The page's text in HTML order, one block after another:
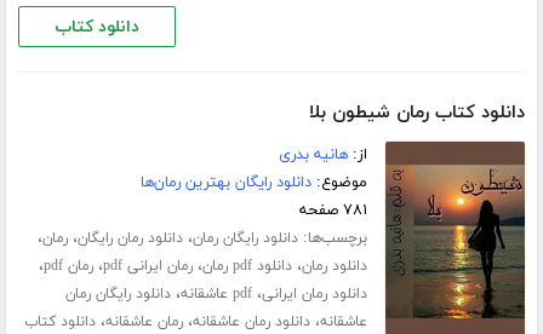
دانلود کتاب
دانلود کتاب رمان شیطون بلا
از:هانیه بدری
موضوع:دانلود رایگان بهترین رمان‌ها
۷۸۱ صفحه
برچسب‌ها:دانلود رایگان رمان،دانلود رمان رایگان،رمان،
دانلود رمان،دانلود pdf رمان ،رمان ایرانی pdf ،رمان pdf ،
دانلود رمان ایرانی،pdf عاشقانه ،دانلود رایگان رمان
عاشقانه،دانلود رمان عاشقانه،رمان عاشقانه،دانلود کتاب